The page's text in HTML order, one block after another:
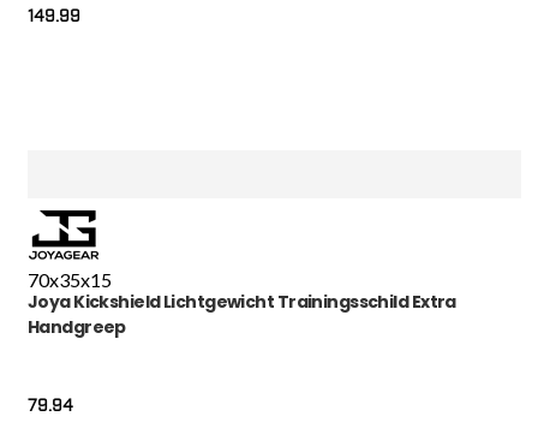
149.99
70x35x15
Joya Kickshield Lichtgewicht Trainingsschild Extra
Handgreep
79.94